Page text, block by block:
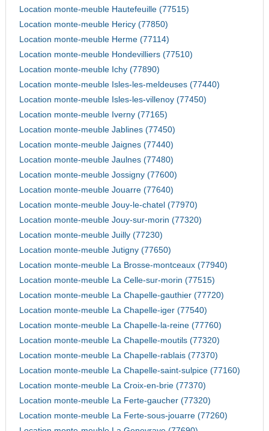
Location monte-meuble Hautefeuille (77515)
Location monte-meuble Hericy (77850)
Location monte-meuble Herme (77114)
Location monte-meuble Hondevilliers (77510)
Location monte-meuble Ichy (77890)
Location monte-meuble Isles-les-meldeuses (77440)
Location monte-meuble Isles-les-villenoy (77450)
Location monte-meuble Iverny (77165)
Location monte-meuble Jablines (77450)
Location monte-meuble Jaignes (77440)
Location monte-meuble Jaulnes (77480)
Location monte-meuble Jossigny (77600)
Location monte-meuble Jouarre (77640)
Location monte-meuble Jouy-le-chatel (77970)
Location monte-meuble Jouy-sur-morin (77320)
Location monte-meuble Juilly (77230)
Location monte-meuble Jutigny (77650)
Location monte-meuble La Brosse-montceaux (77940)
Location monte-meuble La Celle-sur-morin (77515)
Location monte-meuble La Chapelle-gauthier (77720)
Location monte-meuble La Chapelle-iger (77540)
Location monte-meuble La Chapelle-la-reine (77760)
Location monte-meuble La Chapelle-moutils (77320)
Location monte-meuble La Chapelle-rablais (77370)
Location monte-meuble La Chapelle-saint-sulpice (77160)
Location monte-meuble La Croix-en-brie (77370)
Location monte-meuble La Ferte-gaucher (77320)
Location monte-meuble La Ferte-sous-jouarre (77260)